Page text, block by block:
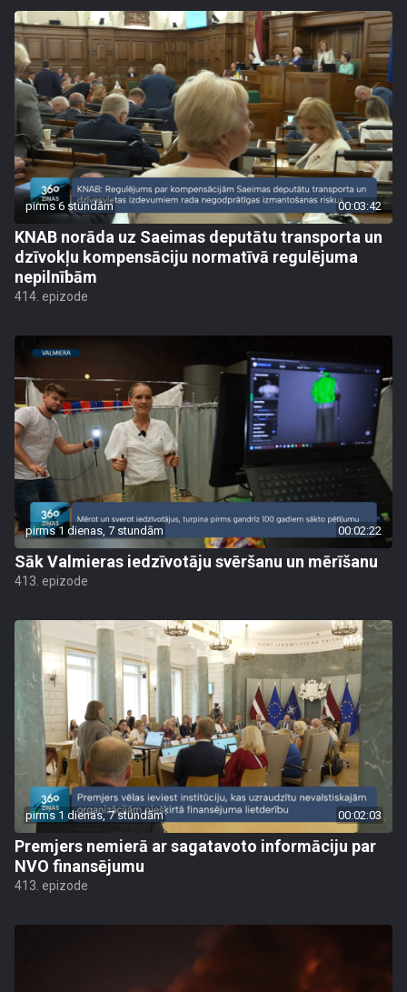
pirms 6 stundām 00:03:42
KNAB norāda uz Saeimas deputātu transporta un
dzīvokļu kompensāciju normatīvā regulējuma
nepilnībām
414. epizode
pirms 1 dienas, 7 stundām 00:02:22
Sāk Valmieras iedzīvotāju svēršanu un mērīšanu
413. epizode
pirms 1 dienas, 7 stundām 00:02:03
Premjers nemierā ar sagatavoto informāciju par
NVO finansējumu
413. epizode